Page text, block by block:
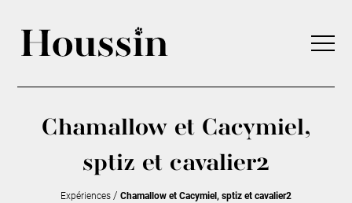
Chamallow et Cacymiel,
sptiz et cavalier2
Expériences/ Chamallow et Cacymiel, sptiz et cavalier2